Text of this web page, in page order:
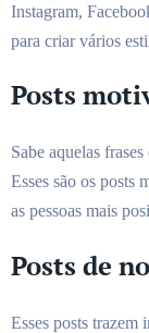
Instagram,
para criar vários
Posts
Sabe aquelas
Esses são os posts
as pessoas mais
Posts de
Esses posts trazem